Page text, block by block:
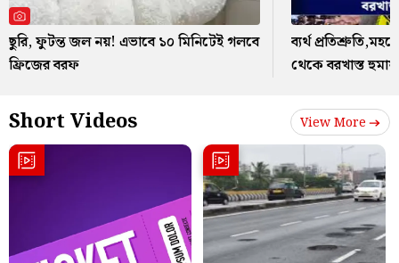
ছুরি, ফুটন্ত জল নয়! এভাবে ১০ মিনিটেই গলবে
ফ্রিজের বরফ
ব্যর্থ
থেকে বরখাস্ত
Short Videos View More